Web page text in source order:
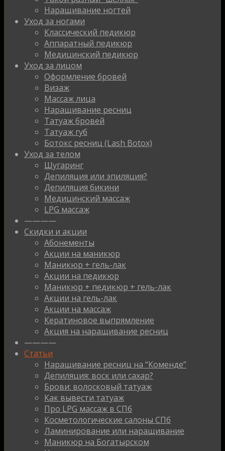
Наращивание ногтей
Уход за ногами
Классический педикюр
Аппаратный педикюр
Медицинский педикюр
Уход за лицом
Оформление бровей
Визаж
Массаж лица
Наращивание ресниц
Татуаж бровей
Татуаж губ
Ботокс ресниц (Lash Botox)
Уход за телом
Шугаринг
Депиляция или эпиляция?
Депиляция бикини
Медицинский массаж
LPG массаж
————
Скидки и акции
Абонементы
Акции на маникюр
Маникюр + гель-лак
Акции на педикюр
Маникюр + педикюр + гель-лак
Акции на гель-лак
Акции на массаж
Кератиновое выпрямление
Акция на наращивание ресниц
————
Статьи
Наращивание ресниц на “Коменде”
Депиляция: воск или сахар?
Брови: волосковый татуаж
Как вывести татуаж
Про LPG массаж в СПб
Косметологические салоны СПб
Ламинирование или наращивание
Маникюр на Богатырском